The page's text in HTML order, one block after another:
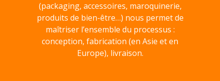
(packaging, accessoires, maroquinerie,
produits de bien-être…) nous permet de
maîtriser l’ensemble du processus :
conception, fabrication (en Asie et en
Europe), livraison.